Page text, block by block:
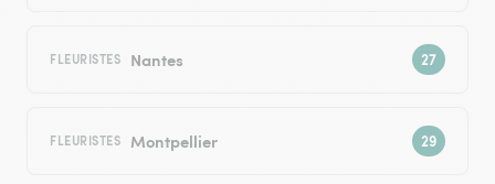
FLEURISTES Nantes
FLEURISTES Montpellier